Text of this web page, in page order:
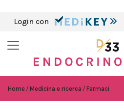
Login con
Home Medicina e ricerca Farmaci